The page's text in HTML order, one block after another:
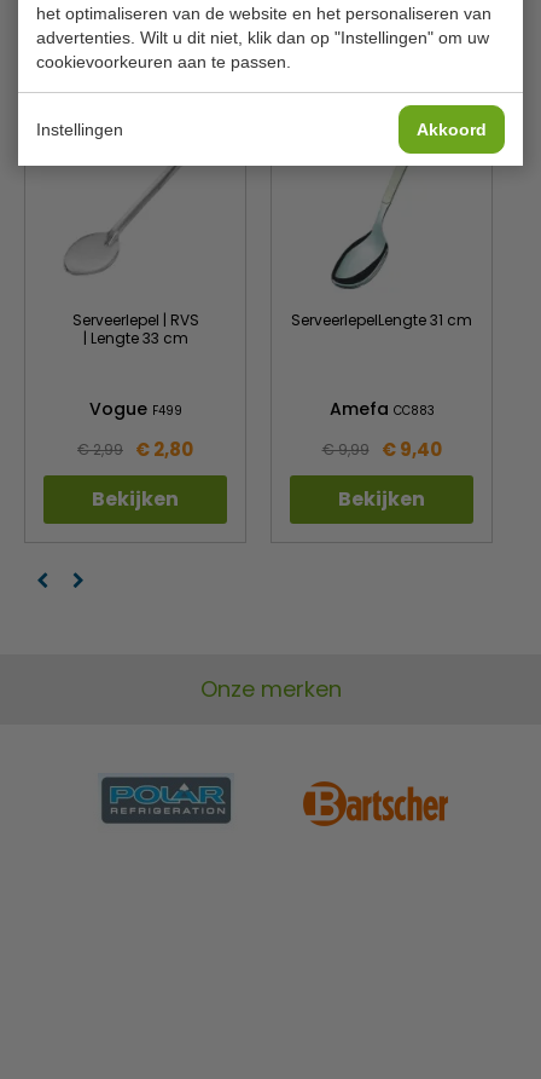
het optimaliseren van de website en het personaliseren van
advertenties. Wilt u dit niet, klik dan op "Instellingen" om uw
cookievoorkeuren aan te passen.
Instellingen Akkoord
Is dit iets voor jou?
Serveerlepel | RVS
| Lengte 33 cm
Vogue F499
€ 2,99 € 2,80
Bekijken
ServeerlepelLengte 31 cm
Amefa CC883
€ 9,99 € 9,40
Bekijken
Onze merken